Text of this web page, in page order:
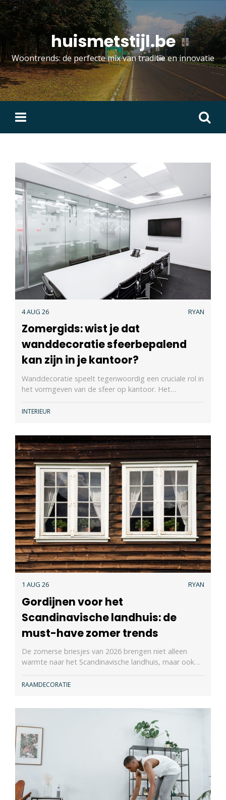
Skip
to
content
huismetstijl.be
Woontrends: de perfecte mix van traditie en innovatie
Zoeken
naar:
4 AUG 26 RYAN
Zomergids: wist je dat
wanddecoratie sfeerbepalend
kan zijn in je kantoor?
Wanddecoratie speelt tegenwoordig een cruciale rol in
het vormgeven van de sfeer op kantoor. Het…
INTERIEUR
1 AUG 26 RYAN
Gordijnen voor het
Scandinavische landhuis: de
must-have zomer trends
De zomerse briesjes van 2026 brengen niet alleen
warmte naar het Scandinavische landhuis, maar ook…
RAAMDECORATIE